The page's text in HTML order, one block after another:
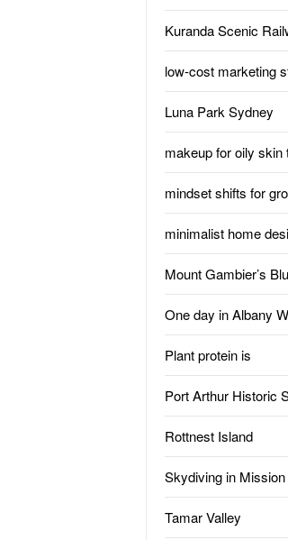
Kuranda Scenic
low-cost marketing
Luna Park Sydney
makeup for oily skin
mindset shifts for
minimalist home
Mount Gambier’s
One day in Albany
Plant protein is
Port Arthur Historic
Rottnest Island
Skydiving in
Tamar Valley